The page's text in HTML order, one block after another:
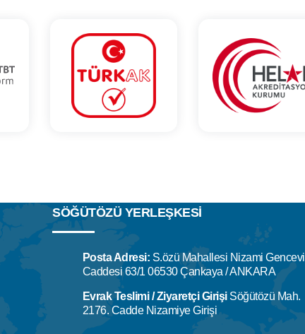
SÖĞÜTÖZÜ YERLEŞKESİ
Posta Adresi: S.özü Mahallesi Nizami Gencevi
Caddesi 63/1 06530 Çankaya / ANKARA
Evrak Teslimi / Ziyaretçi GirişiSöğütözü Mah.
2176. Cadde Nizamiye Girişi